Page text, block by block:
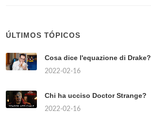
ÚLTIMOS TÓPICOS
Cosa dice l'equazione di Drake?
2022-02-16
Chi ha ucciso Doctor Strange?
2022-02-16